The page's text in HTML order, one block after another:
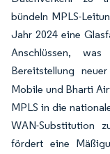
bündeln MPLS-
Jahr 2024 eine
Anschlüssen,
Bereitstellung
Mobile und Bharti
MPLS in die
WAN-Substitution
fördert eine